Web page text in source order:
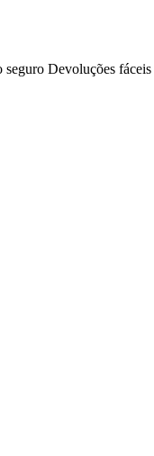
seguro Devoluções fáceis